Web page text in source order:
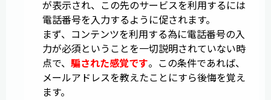
が表示され、この先のサービスを利用するには
電話番号を入力するように促されます。
まず、コンテンツを利用する為に電話番号の入
力が必須ということを一切説明されていない時
点で、 騙された感覚です。この条件であれば、
メールアドレスを教えたことにすら後悔を覚え
ます。